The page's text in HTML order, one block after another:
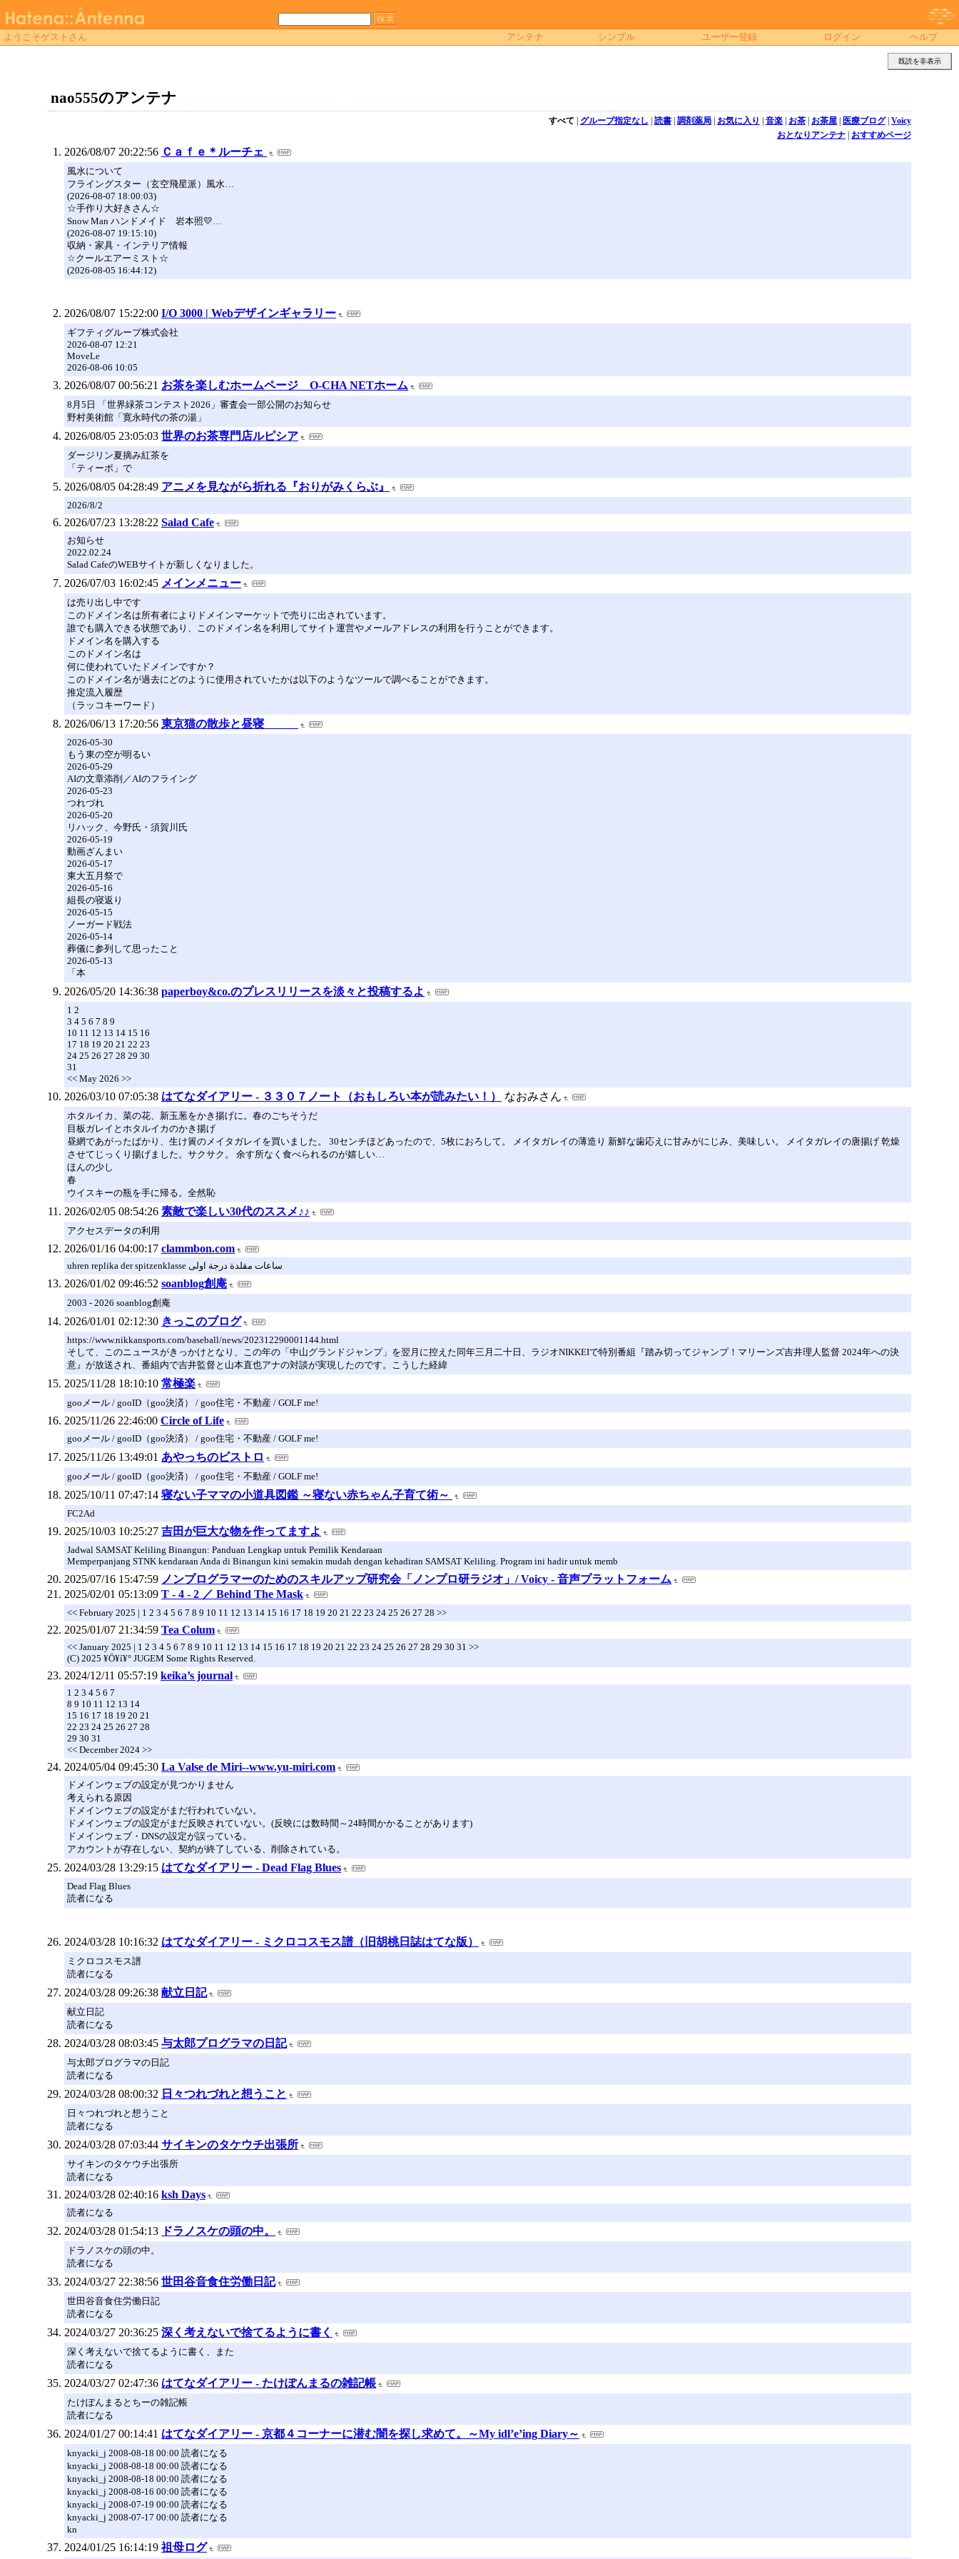
ようこそゲストさん アンテナ シンプル ユーザー登録 ログイン ヘルプ
既読を非表示
nao555のアンテナ
すべて グループ指定なし 読書| 調剤薬局| お気に入り 音楽| お茶| お茶屋| 医療ブログ| Voicy
おとなりアンテナ| おすすめページ
2026/08/07 20:22:56 Ｃａｆｅ＊ルーチェ
風水について
フライングスター（玄空飛星派）風水…
(2026-08-07 18:00:03)
☆手作り大好きさん☆
Snow Man ハンドメイド 岩本照💛…
(2026-08-07 19:15:10)
収納・家具・インテリア情報
☆クールエアーミスト☆
(2026-08-05 16:44:12)
2026/08/07 15:22:00 I/O 3000 | Webデザインギャラリー
ギフティグループ株式会社
2026-08-07 12:21
MoveLe
2026-08-06 10:05
2026/08/07 00:56:21 お茶を楽しむホームページ O-CHA NETホーム
8月5日 「世界緑茶コンテスト2026」審査会一部公開のお知らせ
野村美術館「寛永時代の茶の湯」
2026/08/05 23:05:03 世界のお茶専門店ルピシア
ダージリン夏摘み紅茶を
「ティーポ」で
2026/08/05 04:28:49 アニメを見ながら折れる『おりがみくらぶ』
2026/8/2
2026/07/23 13:28:22 Salad Cafe
お知らせ
2022.02.24
Salad CafeのWEBサイトが新しくなりました。
2026/07/03 16:02:45 メインメニュー
は売り出し中です
このドメイン名は所有者によりドメインマーケットで売りに出されています。
誰でも購入できる状態であり、このドメイン名を利用してサイト運営やメールアドレスの利用を行うことができます。
ドメイン名を購入する
このドメイン名は
何に使われていたドメインですか？
このドメイン名が過去にどのように使用されていたかは以下のようなツールで調べることができます。
推定流入履歴
（ラッコキーワード）
2026/06/13 17:20:56 東京猫の散歩と昼寝
2026-05-30
もう東の空が明るい
2026-05-29
AIの文章添削／AIのフライング
2026-05-23
つれづれ
2026-05-20
リハック、今野氏・須賀川氏
2026-05-19
動画ざんまい
2026-05-17
東大五月祭で
2026-05-16
組長の寝返り
2026-05-15
ノーガード戦法
2026-05-14
葬儀に参列して思ったこと
2026-05-13
「本
2026/05/20 14:36:38 paperboy&co.のプレスリリースを淡々と投稿するよ
1 2
3 4 5 6 7 8 9
10 11 12 13 14 15 16
17 18 19 20 21 22 23
24 25 26 27 28 29 30
31
<< May 2026 >>
2026/03/10 07:05:38 はてなダイアリー - ３３０７ノート（おもしろい本が読みたい！） なおみさん
ホタルイカ、菜の花、新玉葱をかき揚げに。春のごちそうだ
目板ガレイとホタルイカのかき揚げ
昼網であがったばかり、生け簀のメイタガレイを買いました。 30センチほどあったので、5枚におろして。 メイタガレイの薄造り 新鮮な歯応えに甘みがにじみ、美味しい。 メイタガレイの唐揚げ 乾燥
させてじっくり揚げました。サクサク。 余す所なく食べられるのが嬉しい…
ほんの少し
春
ウイスキーの瓶を手に帰る。全然恥
2026/02/05 08:54:26 素敵で楽しい30代のススメ♪♪
アクセスデータの利用
2026/01/16 04:00:17 clammbon.com
uhren replika der spitzenklasse ساعات مقلدة درجة اولى
2026/01/02 09:46:52 soanblog創庵
2003 - 2026 soanblog創庵
2026/01/01 02:12:30 きっこのブログ
https://www.nikkansports.com/baseball/news/202312290001144.html
そして、このニュースがきっかけとなり、この年の「中山グランドジャンプ」を翌月に控えた同年三月二十日、ラジオNIKKEIで特別番組『踏み切ってジャンプ！マリーンズ吉井理人監督 2024年への決
意』が放送され、番組内で吉井監督と山本直也アナの対談が実現したのです。こうした経緯
2025/11/28 18:10:10 常極楽
gooメール / gooID（goo決済） / goo住宅・不動産 / GOLF me!
2025/11/26 22:46:00 Circle of Life
gooメール / gooID（goo決済） / goo住宅・不動産 / GOLF me!
2025/11/26 13:49:01 あやっちのビストロ
gooメール / gooID（goo決済） / goo住宅・不動産 / GOLF me!
2025/10/11 07:47:14 寝ない子ママの小道具図鑑 ～寝ない赤ちゃん子育て術～
FC2Ad
2025/10/03 10:25:27 吉田が巨大な物を作ってますよ
Jadwal SAMSAT Keliling Binangun: Panduan Lengkap untuk Pemilik Kendaraan
Memperpanjang STNK kendaraan Anda di Binangun kini semakin mudah dengan kehadiran SAMSAT Keliling. Program ini hadir untuk memb
2025/07/16 15:47:59 ノンプログラマーのためのスキルアップ研究会「ノンプロ研ラジオ」/ Voicy - 音声プラットフォーム
2025/02/01 05:13:09 T - 4 - 2 ／ Behind The Mask
<< February 2025 | 1 2 3 4 5 6 7 8 9 10 11 12 13 14 15 16 17 18 19 20 21 22 23 24 25 26 27 28 >>
2025/01/07 21:34:59 Tea Colum
<< January 2025 | 1 2 3 4 5 6 7 8 9 10 11 12 13 14 15 16 17 18 19 20 21 22 23 24 25 26 27 28 29 30 31 >>
(C) 2025 ¥Ö¥í¥° JUGEM Some Rights Reserved.
2024/12/11 05:57:19 keika’s journal
1 2 3 4 5 6 7
8 9 10 11 12 13 14
15 16 17 18 19 20 21
22 23 24 25 26 27 28
29 30 31
<< December 2024 >>
2024/05/04 09:45:30 La Valse de Miri--www.yu-miri.com
ドメインウェブの設定が見つかりません
考えられる原因
ドメインウェブの設定がまだ行われていない。
ドメインウェブの設定がまだ反映されていない。(反映には数時間～24時間かかることがあります)
ドメインウェブ・DNSの設定が誤っている。
アカウントが存在しない、契約が終了している、削除されている。
2024/03/28 13:29:15 はてなダイアリー - Dead Flag Blues
Dead Flag Blues
読者になる
2024/03/28 10:16:32 はてなダイアリー - ミクロコスモス譜（旧胡桃日誌はてな版）
ミクロコスモス譜
読者になる
2024/03/28 09:26:38 献立日記
献立日記
読者になる
2024/03/28 08:03:45 与太郎プログラマの日記
与太郎プログラマの日記
読者になる
2024/03/28 08:00:32 日々つれづれと想うこと
日々つれづれと想うこと
読者になる
2024/03/28 07:03:44 サイキンのタケウチ出張所
サイキンのタケウチ出張所
読者になる
2024/03/28 02:40:16 ksh Days
読者になる
2024/03/28 01:54:13 ドラノスケの頭の中。
ドラノスケの頭の中。
読者になる
2024/03/27 22:38:56 世田谷音食住労働日記
世田谷音食住労働日記
読者になる
2024/03/27 20:36:25 深く考えないで捨てるように書く
深く考えないで捨てるように書く、また
読者になる
2024/03/27 02:47:36 はてなダイアリー - たけぽんまるの雑記帳
たけぽんまるとちーの雑記帳
読者になる
2024/01/27 00:14:41 はてなダイアリー - 京都４コーナーに潜む闇を探し求めて。～My idl’e’ing Diary～
knyacki_j 2008-08-18 00:00 読者になる
knyacki_j 2008-08-18 00:00 読者になる
knyacki_j 2008-08-18 00:00 読者になる
knyacki_j 2008-08-16 00:00 読者になる
knyacki_j 2008-07-19 00:00 読者になる
knyacki_j 2008-07-17 00:00 読者になる
kn
2024/01/25 16:14:19 祖母ログ